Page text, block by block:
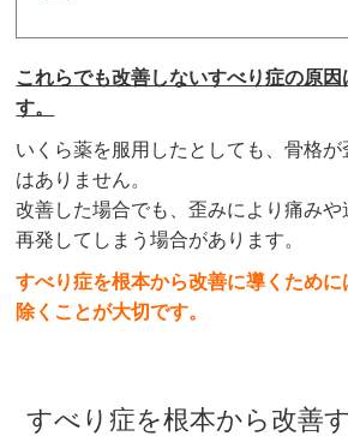
これらでも改善しないすべり症の原
す。
いくら薬を服用したとしても、骨格
はありません。
改善した場合でも、歪みにより痛みや
再発してしまう場合があります。
すべり症を根本から改善に導くために
除くことが大切です。
すべり症を根本から改善